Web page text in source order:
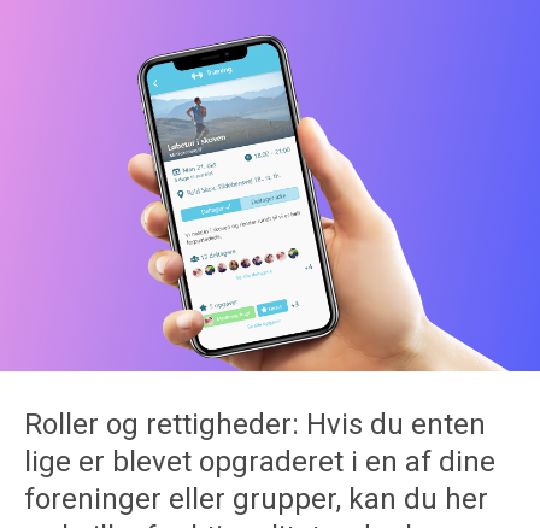
Roller og rettigheder: Hvis du enten
lige er blevet opgraderet i en af dine
foreninger eller grupper, kan du her